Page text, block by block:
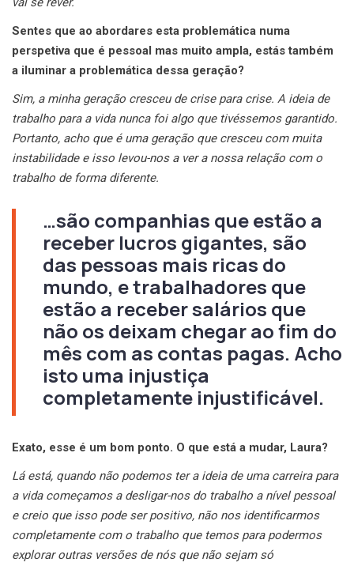
Sentes que ao abordares esta problemática numa
perspetiva que é pessoal mas muito ampla, estás também
a iluminar a problemática dessa geração?
Sim, a minha geração cresceu de crise para crise. A ideia de
trabalho para a vida nunca foi algo que tivéssemos garantido.
Portanto, acho que é uma geração que cresceu com muita
instabilidade e isso levou-nos a ver a nossa relação com o
trabalho de forma diferente.
…são companhias que estão a
receber lucros gigantes, são
das pessoas mais ricas do
mundo, e trabalhadores que
estão a receber salários que
não os deixam chegar ao fim do
mês com as contas pagas. Acho
isto uma injustiça
completamente injustificável.
Exato, esse é um bom ponto. O que está a mudar, Laura?
Lá está, quando não podemos ter a ideia de uma carreira para
a vida começamos a desligar-nos do trabalho a nível pessoal
e creio que isso pode ser positivo, não nos identificarmos
completamente com o trabalho que temos para podermos
explorar outras versões de nós que não sejam só